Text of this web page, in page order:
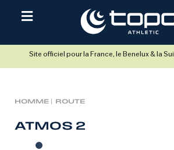
Site officiel pour la France, le Benelux & la
HOMME | ROUTE
ATMOS 2